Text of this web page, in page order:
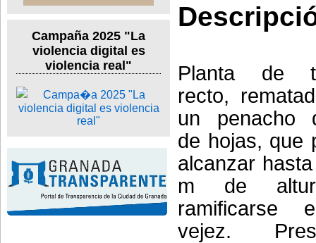
Campaña 2025 "La
violencia digital es
violencia real"
Planta de
recto,
un penacho
de hojas, que
alcanzar
m de
ramificarse
vejez.